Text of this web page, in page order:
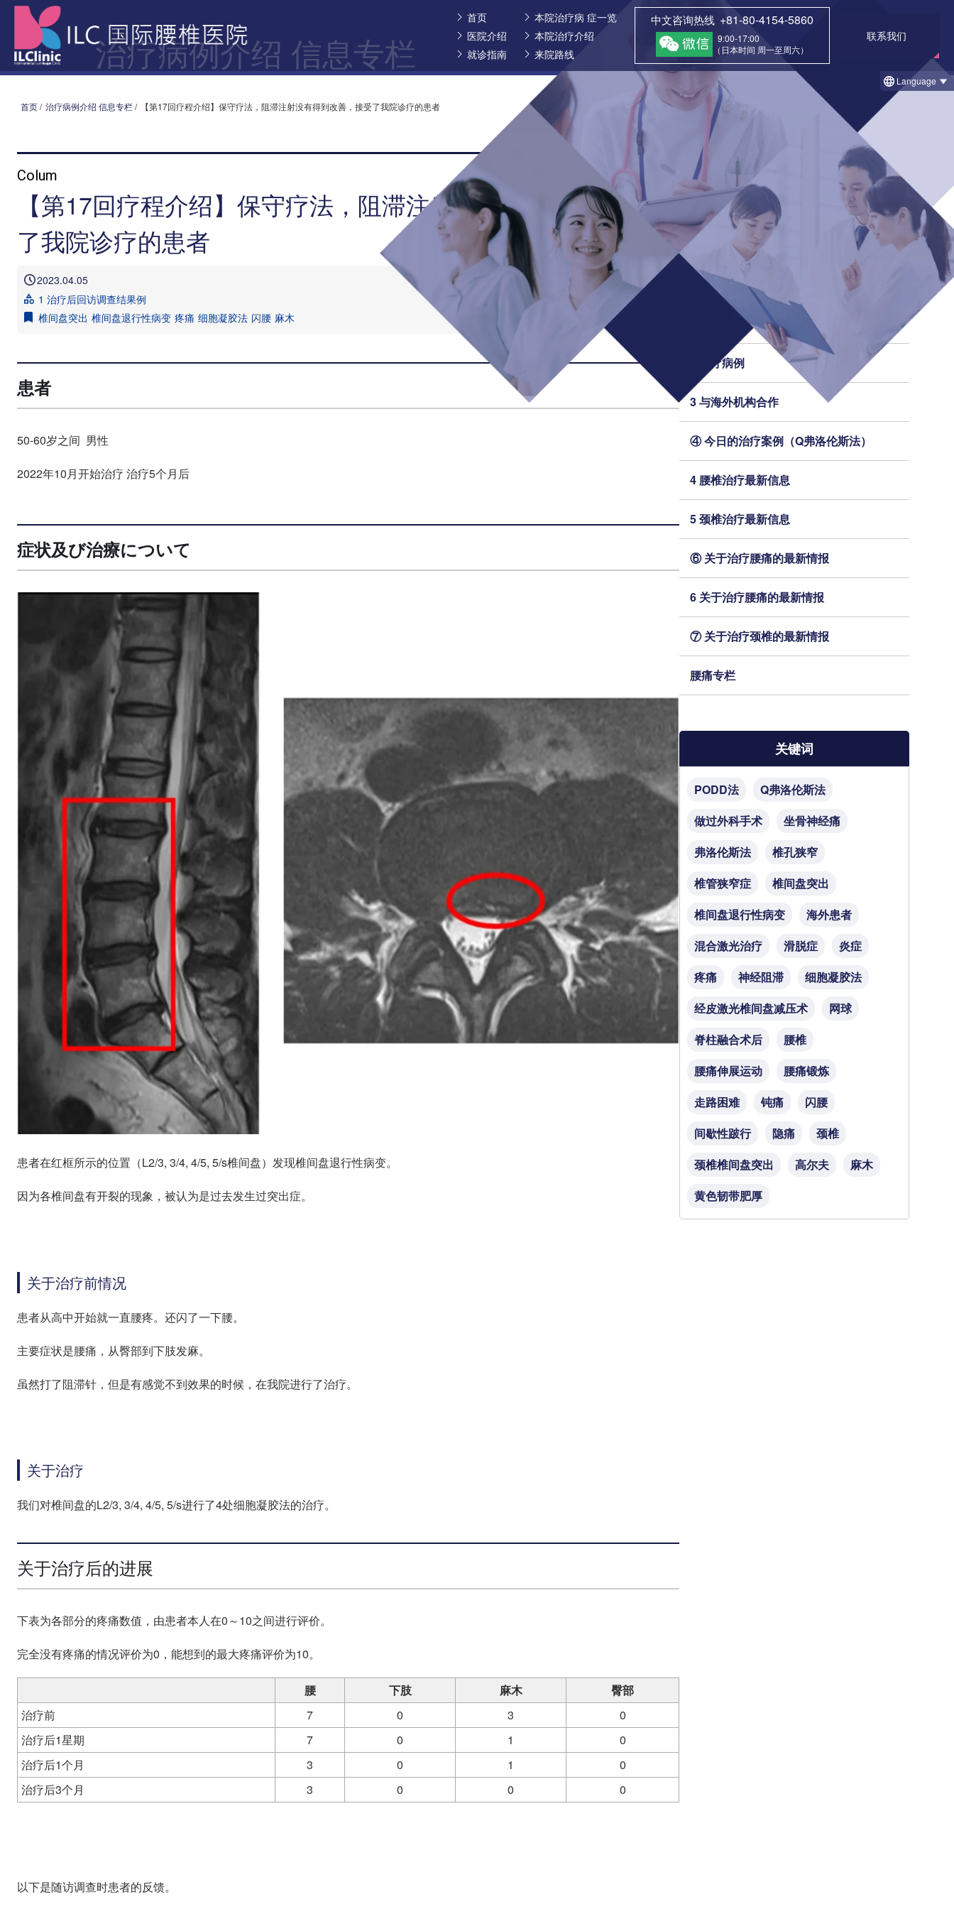
首页
医院介绍
就诊指南
本院治疗病 症一览
本院治疗介绍
来院路线
中文咨询热线 +81-80-4154-5860
9:00-17:00
（日本时间 周一至周六）
联系我们
Language
治疗病例介绍 信息专栏
首页/ 治疗病例介绍 信息专栏/ 【第17回疗程介绍】保守疗法，阻滞注射没有得到改善，接受了我院诊疗的患者
Colum
【第17回疗程介绍】保守疗法，阻滞注射没有得到改善，接受
了我院诊疗的患者
2023.04.05
1 治疗后回访调查结果例
椎间盘突出 椎间盘退行性病变 疼痛 细胞凝胶法 闪腰 麻木
患者
50-60岁之间 男性
2022年10月开始治疗 治疗5个月后
症状及び治療について
患者在红框所示的位置（L2/3, 3/4, 4/5, 5/s椎间盘）发现椎间盘退行性病变。
因为各椎间盘有开裂的现象，被认为是过去发生过突出症。
关于治疗前情况
患者从高中开始就一直腰疼。还闪了一下腰。
主要症状是腰痛，从臀部到下肢发麻。
虽然打了阻滞针，但是有感觉不到效果的时候，在我院进行了治疗。
关于治疗
我们对椎间盘的L2/3, 3/4, 4/5, 5/s进行了4处细胞凝胶法的治疗。
关于治疗后的进展
下表为各部分的疼痛数值，由患者本人在0～10之间进行评价。
完全没有疼痛的情况评价为0，能想到的最大疼痛评价为10。
腰 下肢 麻木
臀部
治疗前
7 0 3
0
治疗后1星期
7 0 1
0
治疗后1个月
3 0 1
0
治疗后3个月
3 0 0 0
以下是随访调查时患者的反馈。
① 治疗前和治疗后的案例
1 治疗后回访调查结果例
② 今日的治疗案例（细胞凝胶法）
2 今日的治疗案例（细胞凝胶法）
2 治疗病例
3 与海外机构合作
④ 今日的治疗案例（Q弗洛伦斯法）
4 腰椎治疗最新信息
5 颈椎治疗最新信息
⑥ 关于治疗腰痛的最新情报
6 关于治疗腰痛的最新情报
⑦ 关于治疗颈椎的最新情报
腰痛专栏
关键词
PODD法
Q弗洛伦斯法
做过外科手术
坐骨神经痛
弗洛伦斯法
椎孔狭窄
椎管狭窄症
椎间盘突出
椎间盘退行性病变
海外患者
混合激光治疗
滑脱症
炎症
疼痛
神经阻滞
细胞凝胶法
经皮激光椎间盘减压术
网球
脊柱融合术后
腰椎
腰痛伸展运动
腰痛锻炼
走路困难
钝痛
闪腰
间歇性跛行
隐痛
颈椎
颈椎椎间盘突出
高尔夫
麻木
黄色韧带肥厚